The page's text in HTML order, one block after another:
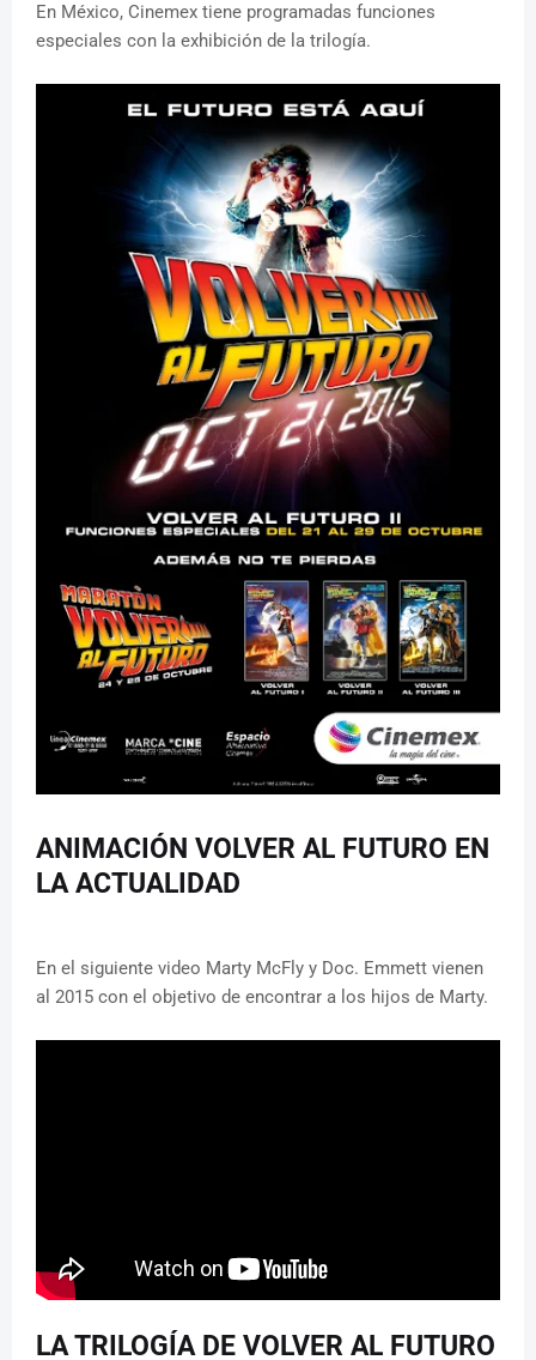
En México, Cinemex tiene programadas funciones
especiales con la exhibición de la trilogía.
ANIMACIÓN VOLVER AL FUTURO EN
LA ACTUALIDAD
En el siguiente video Marty McFly y Doc. Emmett vienen
al 2015 con el objetivo de encontrar a los hijos de Marty.
LA TRILOGÍA DE VOLVER AL FUTURO